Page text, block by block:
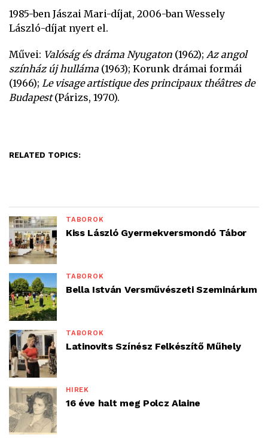
1985-ben Jászai Mari-díjat, 2006-ban Wessely
László-díjat nyert el.
Művei: Valóság és dráma Nyugaton (1962); Az angol
színház új hulláma (1963); Korunk drámai formái
(1966); Le visage artistique des principaux théâtres de
Budapest(Párizs, 1970).
RELATED TOPICS:
TÁBOROK
Kiss László Gyermekversmondó Tábor
TÁBOROK
Bella István Versművészeti Szeminárium
TÁBOROK
Latinovits Színész Felkészítő Műhely
HÍREK
16 éve halt meg Polcz Alaine